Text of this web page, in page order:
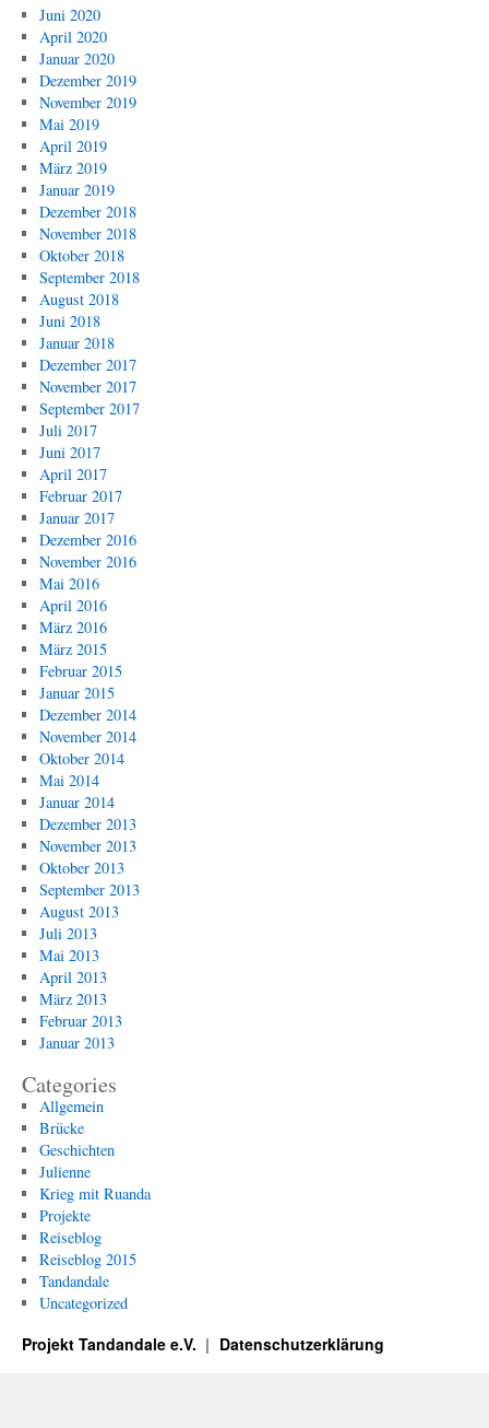
Juni 2020
April 2020
Januar 2020
Dezember 2019
November 2019
Mai 2019
April 2019
März 2019
Januar 2019
Dezember 2018
November 2018
Oktober 2018
September 2018
August 2018
Juni 2018
Januar 2018
Dezember 2017
November 2017
September 2017
Juli 2017
Juni 2017
April 2017
Februar 2017
Januar 2017
Dezember 2016
November 2016
Mai 2016
April 2016
März 2016
März 2015
Februar 2015
Januar 2015
Dezember 2014
November 2014
Oktober 2014
Mai 2014
Januar 2014
Dezember 2013
November 2013
Oktober 2013
September 2013
August 2013
Juli 2013
Mai 2013
April 2013
März 2013
Februar 2013
Januar 2013
Categories
Allgemein
Brücke
Geschichten
Julienne
Krieg mit Ruanda
Projekte
Reiseblog
Reiseblog 2015
Tandandale
Uncategorized
Projekt Tandandale e.V. Datenschutzerklärung